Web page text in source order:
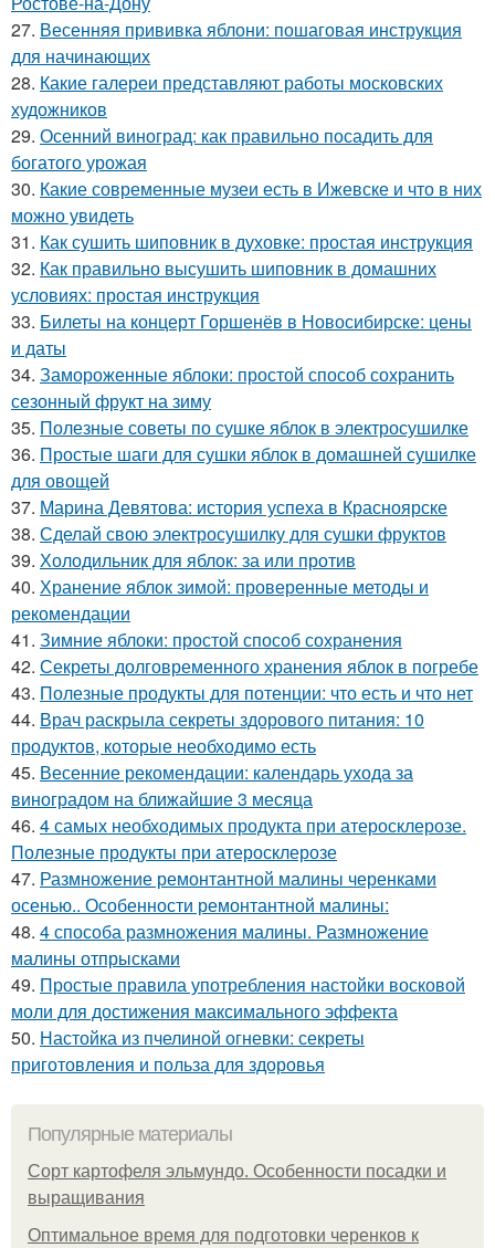
27. Весенняя прививка яблони: пошаговая инструкция
для начинающих
28. Какие галереи представляют работы московских
художников
29. Осенний виноград: как правильно посадить для
богатого урожая
30. Какие современные музеи есть в Ижевске и что в них
можно увидеть
31. Как сушить шиповник в духовке: простая инструкция
32. Как правильно высушить шиповник в домашних
условиях: простая инструкция
33. Билеты на концерт Горшенёв в Новосибирске: цены
и даты
34. Замороженные яблоки: простой способ сохранить
сезонный фрукт на зиму
35. Полезные советы по сушке яблок в электросушилке
36. Простые шаги для сушки яблок в домашней сушилке
для овощей
37. Марина Девятова: история успеха в Красноярске
38. Сделай свою электросушилку для сушки фруктов
39. Холодильник для яблок: за или против
40. Хранение яблок зимой: проверенные методы и
рекомендации
41. Зимние яблоки: простой способ сохранения
42. Секреты долговременного хранения яблок в погребе
43. Полезные продукты для потенции: что есть и что нет
44. Врач раскрыла секреты здорового питания: 10
продуктов, которые необходимо есть
45. Весенние рекомендации: календарь ухода за
виноградом на ближайшие 3 месяца
46. 4 самых необходимых продукта при атеросклерозе.
Полезные продукты при атеросклерозе
47. Размножение ремонтантной малины черенками
осенью.. Особенности ремонтантной малины:
48. 4 способа размножения малины. Размножение
малины отпрысками
49. Простые правила употребления настойки восковой
моли для достижения максимального эффекта
50. Настойка из пчелиной огневки: секреты
приготовления и польза для здоровья
Популярные материалы
Сорт картофеля эльмундо. Особенности посадки и
выращивания
Оптимальное время для подготовки черенков к